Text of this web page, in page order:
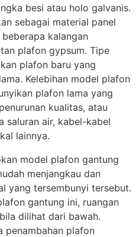
besi atau holo galvanis.
sebagai material panel
kalangan
plafon gypsum. Tipe
plafon baru yang
Kelebihan model plafon
plafon lama yang
kualitas, atau
saluran air, kabel-kabel
lainnya.
model plafon gantung
menjangkau dan
yang tersembunyi tersebut.
gantung ini, ruangan
dilihat dari bawah.
penambahan plafon